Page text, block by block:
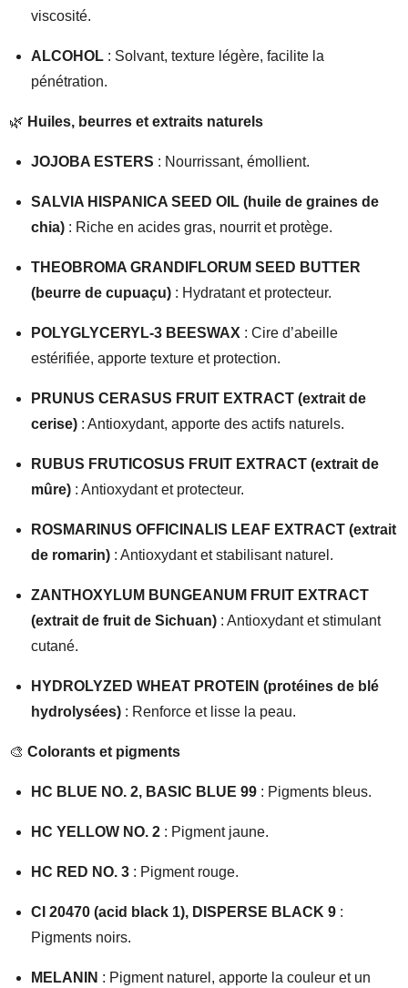
viscosité.
ALCOHOL : Solvant, texture légère, facilite la
pénétration.
🌿 Huiles, beurres et extraits naturels
JOJOBA ESTERS : Nourrissant, émollient.
SALVIA HISPANICA SEED OIL (huile de graines de
chia) : Riche en acides gras, nourrit et protège.
THEOBROMA GRANDIFLORUM SEED BUTTER
(beurre de cupuaçu) : Hydratant et protecteur.
POLYGLYCERYL-3 BEESWAX : Cire d’abeille
estérifiée, apporte texture et protection.
PRUNUS CERASUS FRUIT EXTRACT (extrait de
cerise) : Antioxydant, apporte des actifs naturels.
RUBUS FRUTICOSUS FRUIT EXTRACT (extrait de
mûre) : Antioxydant et protecteur.
ROSMARINUS OFFICINALIS LEAF EXTRACT (extrait
de romarin) : Antioxydant et stabilisant naturel.
ZANTHOXYLUM BUNGEANUM FRUIT EXTRACT
(extrait de fruit de Sichuan) : Antioxydant et stimulant
cutané.
HYDROLYZED WHEAT PROTEIN (protéines de blé
hydrolysées) : Renforce et lisse la peau.
🎨 Colorants et pigments
HC BLUE NO. 2, BASIC BLUE 99 : Pigments bleus.
HC YELLOW NO. 2 : Pigment jaune.
HC RED NO. 3 : Pigment rouge.
CI 20470 (acid black 1), DISPERSE BLACK 9 :
Pigments noirs.
MELANIN : Pigment naturel, apporte la couleur et un